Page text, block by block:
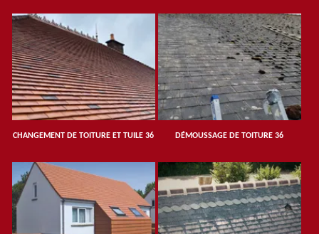
CHANGEMENT DE TOITURE ET TUILE 36 DÉMOUSSAGE DE TOITURE 36